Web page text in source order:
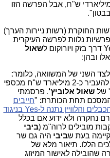
ש"ח, אבל הפרשה הזו
החוקרת (רשות ניירות הערך)
נלוות לפרשה העיקרית
שאול
ובהן:
השני של המשוואה, כלומר:
סיוע מועצת הכבלים והלויין להעביר כ-2 מיליארד ש"ח מכספי
שאול אלוביץ'. פרסמתי
תחת הכותרת: "חייבים
לחקור את הסיוע שמועצת הכבלים והלוויין נתנה ל-Yes בניגוד
נחקרה ולא ידוע אם בכלל
מובילים לרוה"מ (ביבי
בעת שביבי היה גם שר
הללו. תיאור מלא של
שהובילה לאישור המיזוג